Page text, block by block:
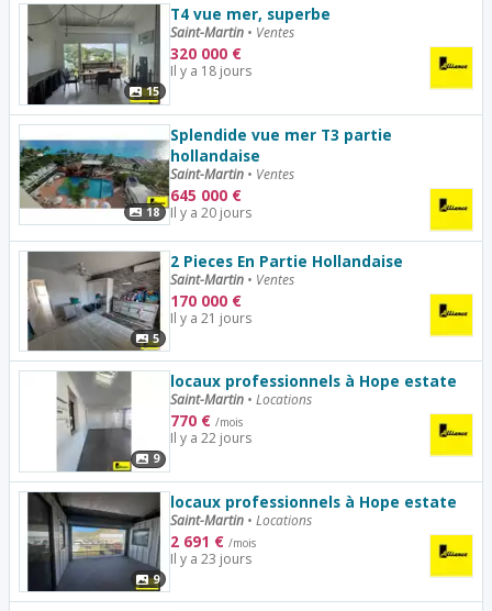
15
T4 vue mer, superbe
Saint-Martin • Ventes
320 000 €
Il y a 18 jours
18
Splendide vue mer T3 partie
hollandaise
Saint-Martin • Ventes
645 000 €
Il y a 20 jours
5
2 Pieces En Partie Hollandaise
Saint-Martin • Ventes
170 000 €
Il y a 21 jours
9
locaux professionnels à Hope estate
Saint-Martin • Locations
770 € /mois
Il y a 22 jours
9
locaux professionnels à Hope estate
Saint-Martin • Locations
2 691 € /mois
Il y a 23 jours